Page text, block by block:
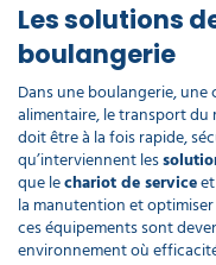
Les solutions
boulangerie
Dans une boulangerie,
alimentaire, le transport du
doit être à la fois rapide,
qu’interviennent les
que lechariot de service
la manutention et
ces équipements sont
environnement où